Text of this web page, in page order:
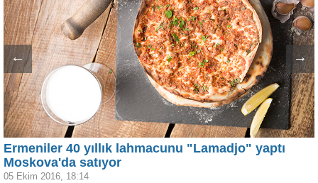
← →
Ermeniler 40 yıllık lahmacunu "Lamadjo" yaptı
Moskova'da satıyor
05 Ekim 2016, 18:14